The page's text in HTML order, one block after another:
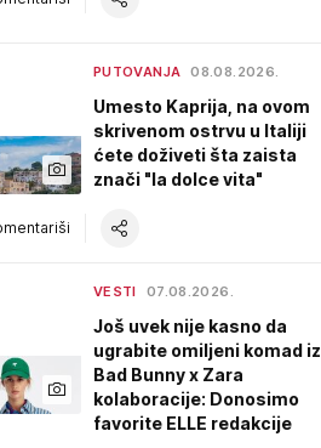
PUTOVANJA 08.08.2026.
Umesto Kaprija, na ovom
skrivenom ostrvu u Italiji
ćete doživeti šta zaista
znači "la dolce vita"
VESTI 07.08.2026.
Još uvek nije kasno da
ugrabite omiljeni komad iz
Bad Bunny x Zara
kolaboracije: Donosimo
favorite ELLE redakcije